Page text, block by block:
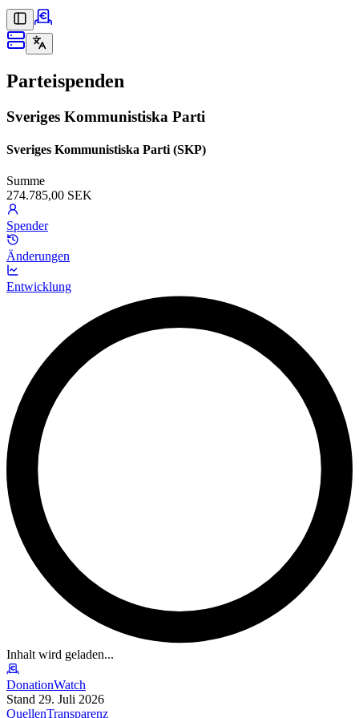
Parteispenden
Sveriges Kommunistiska Parti
Sveriges Kommunistiska Parti (SKP)
Summe
274.785,00 SEK
Spender
Änderungen
Entwicklung
Inhalt wird geladen...
DonationWatch
Stand 29. Juli 2026
QuellenTransparenz